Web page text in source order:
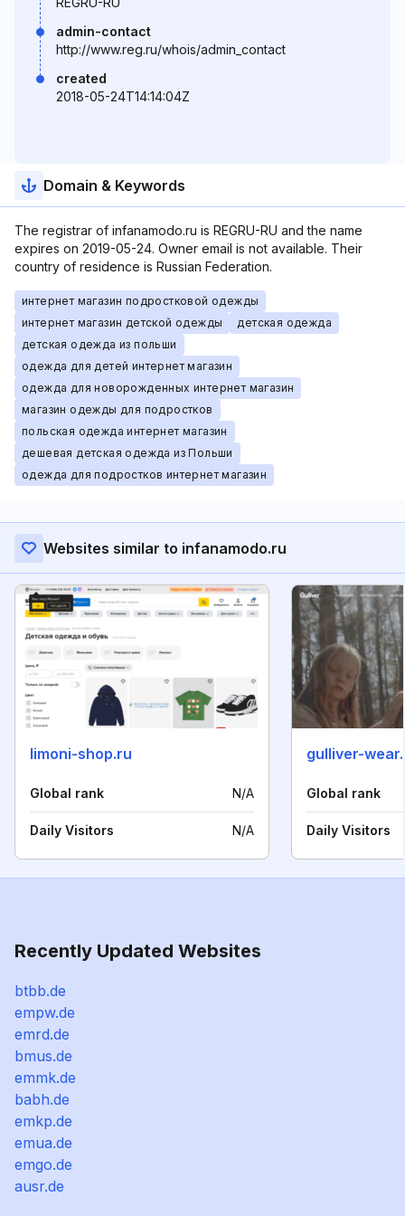
admin-contact
http://www.reg.ru/whois/admin_contact
created
2018-05-24T14:14:04Z
Domain & Keywords
The registrar of infanamodo.ru is REGRU-RU and the name
expires on 2019-05-24. Owner email is not available. Their
country of residence is Russian Federation.
интернет магазин подростковой одежды
интернет магазин детской одежды
детская одежда
детская одежда из польши
одежда для детей интернет магазин
одежда для новорожденных интернет магазин
магазин одежды для подростков
польская одежда интернет магазин
дешевая детская одежда из Польши
одежда для подростков интернет магазин
Websites similar to infanamodo.ru
limoni-shop.ru
Global rank N/A
Daily Visitors N/A
gulliver-
Global rank
Daily Visitors
Recently Updated Websites
btbb.de
empw.de
emrd.de
bmus.de
emmk.de
babh.de
emkp.de
emua.de
emgo.de
ausr.de